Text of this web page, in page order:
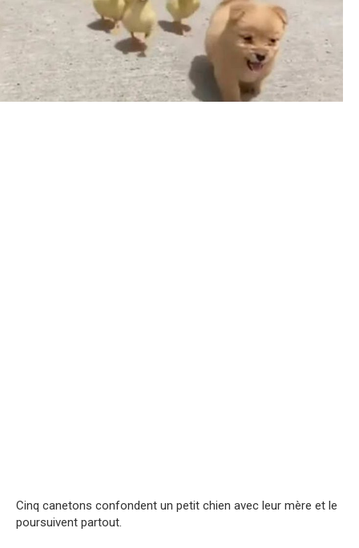
Cinq canetons confondent un petit chien avec leur mère et le
poursuivent partout.